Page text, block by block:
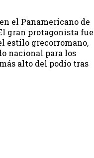
el Panamericano de
gran protagonista fue
estilo grecorromano,
nacional para los
alto del podio tras